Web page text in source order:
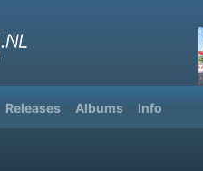
Releases Albums Info